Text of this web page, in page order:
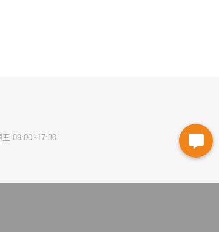
五 09:00~17:30